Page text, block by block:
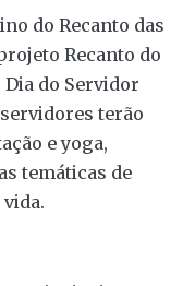
do Recanto das
Recanto do
do Servidor
terão
e yoga,
temáticas de